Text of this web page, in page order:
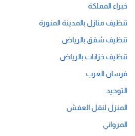
خبراء المملكة
تنظيف منازل بالمدينة المنورة
تنظيف شقق بالرياض
تنظيف خزانات بالرياض
فرسان العرب
التوحيد
المنزل لنقل العفش
المرواني